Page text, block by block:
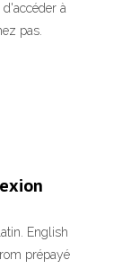
à
pas.
English
prépayé